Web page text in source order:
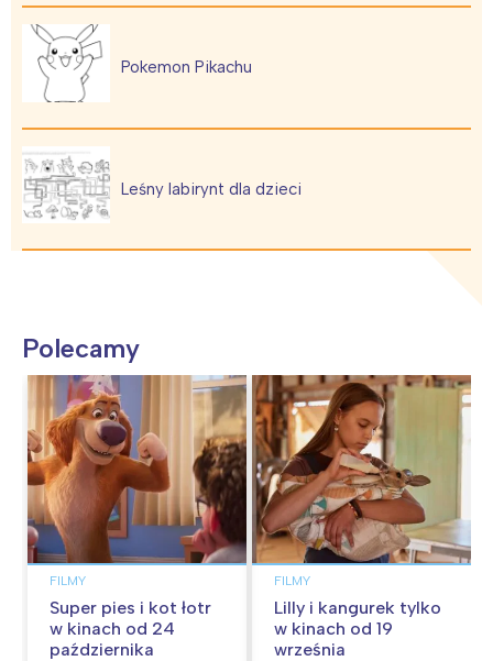
Pokemon Pikachu
Leśny labirynt dla dzieci
Polecamy
FILMY
Super pies i kot łotr
w kinach od 24
października
FILMY
Lilly i kangurek tylko
w kinach od 19
września